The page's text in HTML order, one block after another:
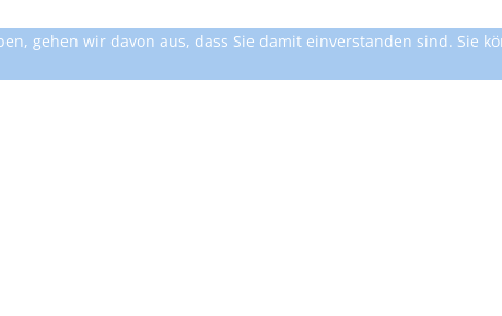
gehen wir davon aus, dass Sie damit einverstanden sind. Sie